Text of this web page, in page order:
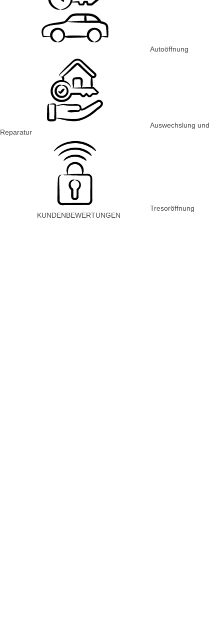
Autoöffnung
Auswechslung und
Reparatur
Tresoröffnung
KUNDENBEWERTUNGEN